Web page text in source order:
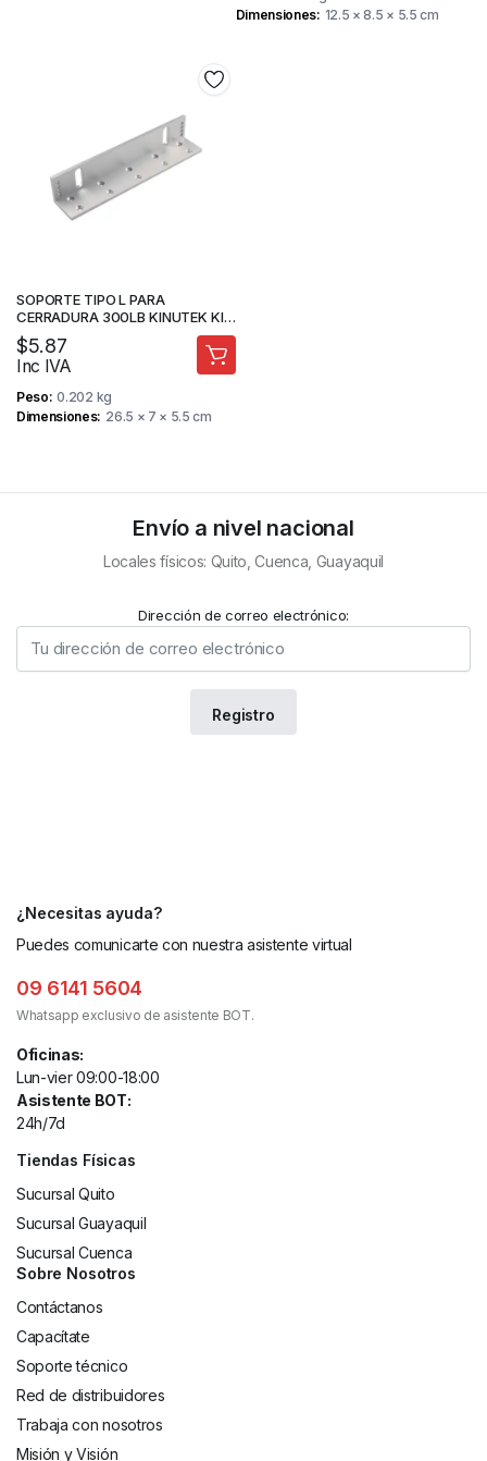
Dimensiones 12.5 × 8.5 × 5.5 cm
SOPORTE TIPO L PARA
CERRADURA 300LB KINUTEK KI-
Y180L
$5.87
Inc IVA
Peso 0.202 kg
Dimensiones 26.5 × 7 × 5.5 cm
Envío a nivel nacional
Locales físicos: Quito, Cuenca, Guayaquil
Dirección de correo electrónico:
¿Necesitas ayuda?
Puedes comunicarte con nuestra asistente virtual
09 6141 5604
Whatsapp exclusivo de asistente BOT.
Oficinas:
Lun-vier 09:00-18:00
Asistente BOT:
24h/7d
Tiendas Físicas
Sucursal Quito
Sucursal Guayaquil
Sucursal Cuenca
Sobre Nosotros
Contáctanos
Capacítate
Soporte técnico
Red de distribuidores
Trabaja con nosotros
Misión y Visión